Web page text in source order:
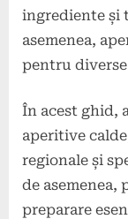
ingrediente și
asemenea,
pentru diverse
În acest ghid,
aperitive
regionale și
de
preparare